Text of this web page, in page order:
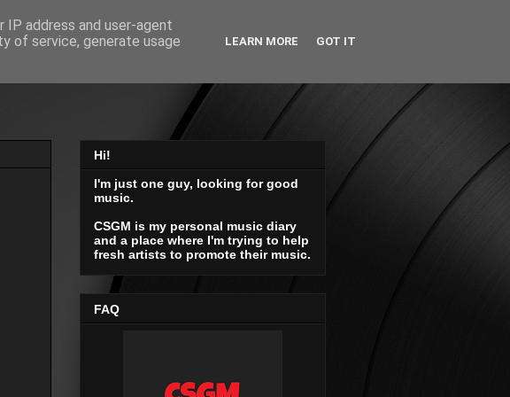
Hi!
I'm just one guy, looking for good
music.
CSGM is my personal music diary
and a place where I'm trying to help
fresh artists to promote their music.
FAQ
address and user-agent
of service, generate usage
LEARN MORE GOT IT